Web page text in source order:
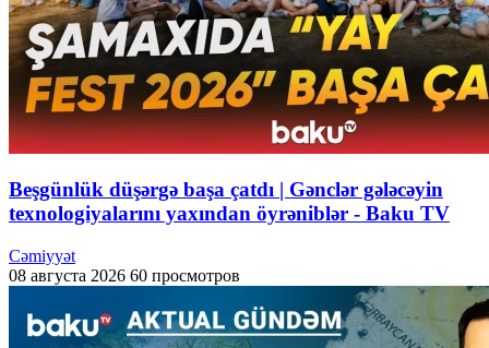
Beşgünlük düşərgə başa çatdı | Gənclər gələcəyin
texnologiyalarını yaxından öyrəniblər - Baku TV
Cəmiyyət
08 августа 2026 60 просмотров